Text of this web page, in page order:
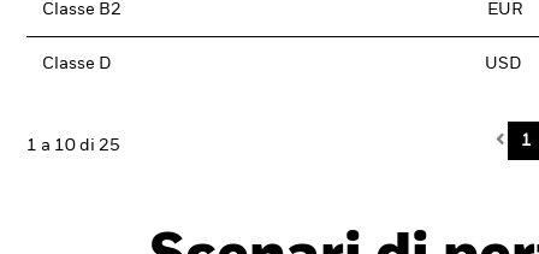
Classe B2 EUR
Classe D USD
1 a 10 di 25 1